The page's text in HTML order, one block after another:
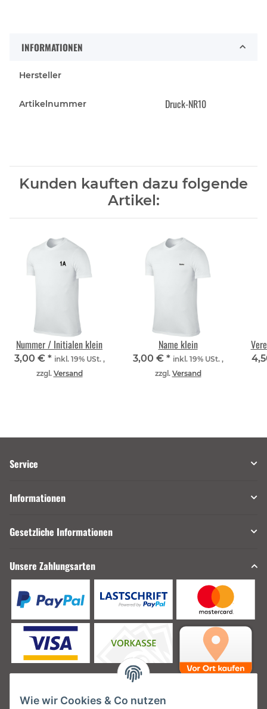
INFORMATIONEN
Hersteller
Artikelnummer Druck-NR10
Kunden kauften dazu folgende
Artikel:
Nummer / Initialen klein
3,00 € * inkl. 19% USt. ,
zzgl. Versand
Name klein
3,00 € * inkl. 19% USt. ,
zzgl. Versand
Service
Informationen
Gesetzliche Informationen
Unsere Zahlungsarten
Wie wir Cookies & Co nutzen